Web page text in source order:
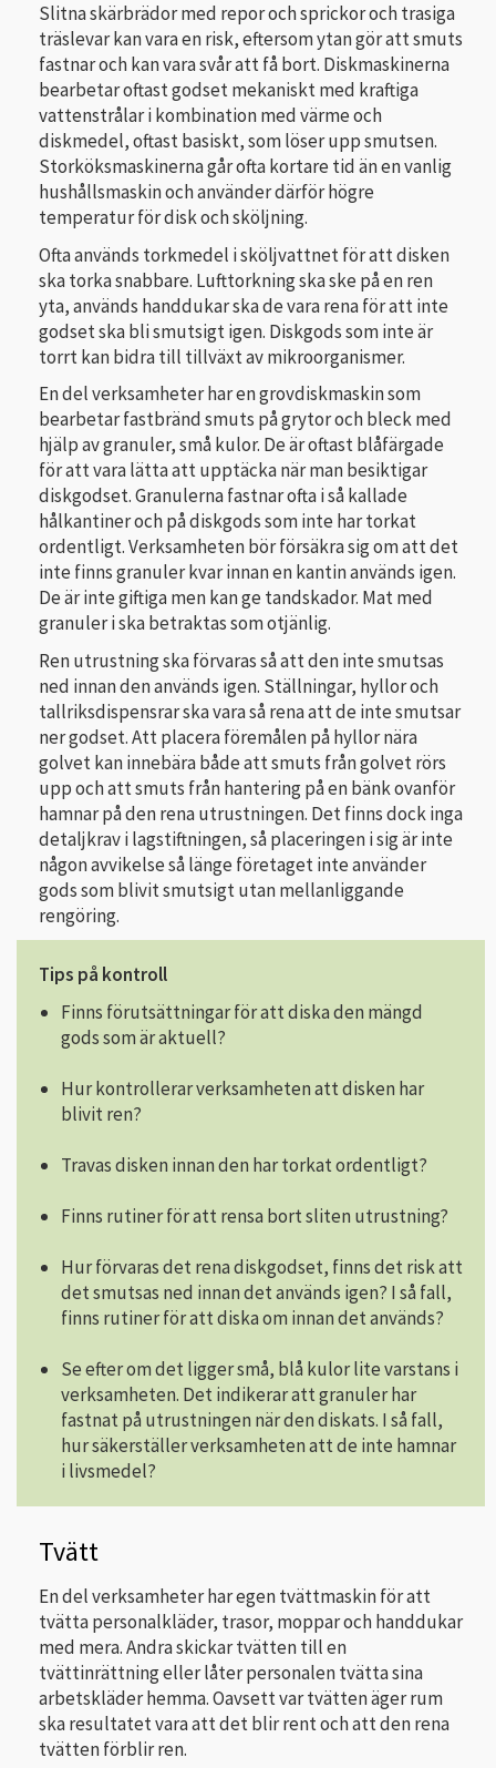
Slitna skärbrädor med repor och sprickor och trasiga
träslevar kan vara en risk, eftersom ytan gör att smuts
fastnar och kan vara svår att få bort. Diskmaskinerna
bearbetar oftast godset mekaniskt med kraftiga
vattenstrålar i kombination med värme och
diskmedel, oftast basiskt, som löser upp smutsen.
Storköksmaskinerna går ofta kortare tid än en vanlig
hushållsmaskin och använder därför högre
temperatur för disk och sköljning.
Ofta används torkmedel i sköljvattnet för att disken
ska torka snabbare. Luft­torkning ska ske på en ren
yta, används handdukar ska de vara rena för att inte
godset ska bli smutsigt igen. Diskgods som inte är
torrt kan bidra till tillväxt av mikroorganismer.
En del verksamheter har en grovdiskmaskin som
bearbetar fastbränd smuts på grytor och bleck med
hjälp av granuler, små kulor. De är oftast blåfärgade
för att vara lätta att upptäcka när man besiktigar
diskgodset. Granulerna fastnar ofta i så kallade
hålkantiner och på diskgods som inte har torkat
ordent­ligt. Verksamheten bör försäkra sig om att det
inte finns granuler kvar innan en kantin används igen.
De är inte giftiga men kan ge tandskador. Mat med
granuler i ska betraktas som otjänlig.
Ren utrustning ska förvaras så att den inte smutsas
ned innan den används igen. Ställningar, hyllor och
tallriksdispensrar ska vara så rena att de inte smutsar
ner godset. Att placera föremålen på hyllor nära
golvet kan innebära både att smuts från golvet rörs
upp och att smuts från hantering på en bänk ovanför
hamnar på den rena utrust­ningen. Det finns dock inga
detaljkrav i lagstiftningen, så placeringen i sig är inte
någon avvikelse så länge företaget inte använder
gods som blivit smutsigt utan mellanliggande
rengöring.
Tips på kontroll
Finns förutsättningar för att diska den mängd
gods som är aktuell?
Hur kontrollerar verksamheten att disken har
blivit ren?
Travas disken innan den har torkat ordentligt?
Finns rutiner för att rensa bort sliten utrustning?
Hur förvaras det rena diskgodset, finns det risk att
det smutsas ned innan det används igen? I så fall,
finns rutiner för att diska om innan det används?
Se efter om det ligger små, blå kulor lite varstans i
verksamheten. Det indikerar att granuler har
fastnat på utrustningen när den diskats. I så fall,
hur säkerställer verksamheten att de inte hamnar
i livsmedel?
Tvätt
En del verksamheter har egen tvättmaskin för att
tvätta personalkläder, trasor, moppar och handdukar
med mera. Andra skickar tvätten till en
tvättinrättning eller låter personalen tvätta sina
arbetskläder hemma. Oavsett var tvätten äger rum
ska resultatet vara att det blir rent och att den rena
tvätten förblir ren.